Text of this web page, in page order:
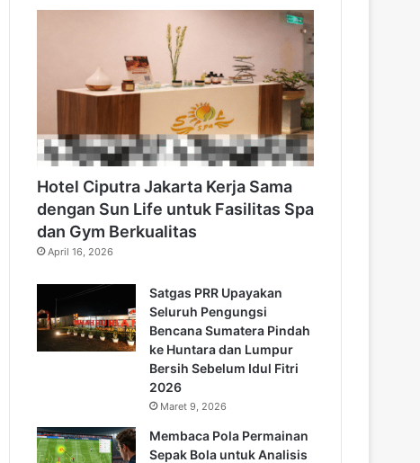
Hotel Ciputra Jakarta Kerja Sama
dengan Sun Life untuk Fasilitas Spa
dan Gym Berkualitas
April 16, 2026
Satgas PRR Upayakan
Seluruh Pengungsi
Bencana Sumatera Pindah
ke Huntara dan Lumpur
Bersih Sebelum Idul Fitri
2026
Maret 9, 2026
Membaca Pola Permainan
Sepak Bola untuk Analisis